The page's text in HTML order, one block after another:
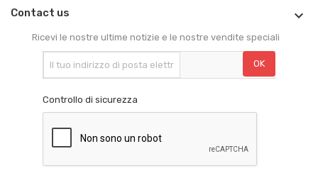
Contact us 
Ricevi le nostre ultime notizie e le nostre vendite speciali
Controllo di sicurezza